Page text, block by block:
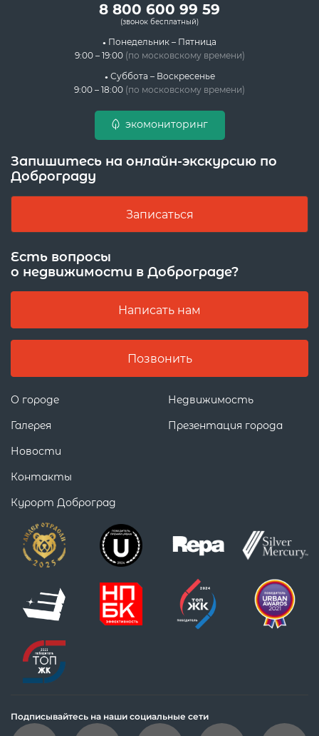
8 800 600 99 59
(звонок бесплатный)
Понедельник – Пятница
9:00 – 19:00 (по московскому времени)
Суббота – Воскресенье
9:00 – 18:00 (по московскому времени)
экомониторинг
О городе
Недвижимость
Галерея
Новости
Контакты
Курорт Доброград
Презентация города
Запишитесь на онлайн-экскурсию по
Доброграду
Записаться
Есть вопросы
о недвижимости в Доброграде?
Написать нам
Позвонить
Подписывайтесь на наши социальные сети